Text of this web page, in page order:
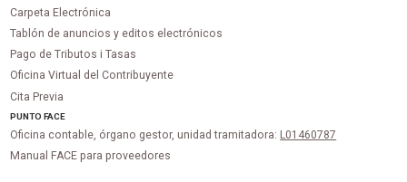
Carpeta Electrónica
Tablón de anuncios y editos electrónicos
Pago de Tributos i Tasas
Oficina Virtual del Contribuyente
Cita Previa
PUNTOFACE
Oficina contable, órgano gestor, unidad tramitadora: L01460787
Manual FACE para proveedores